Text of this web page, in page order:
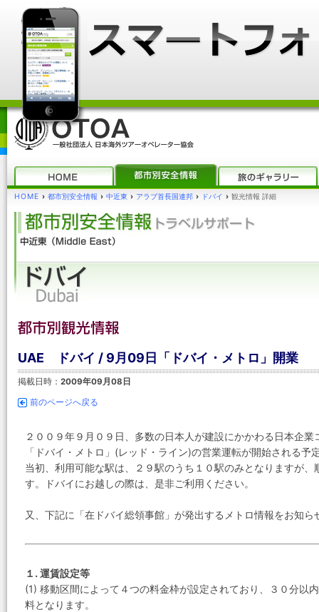
HOME › 都市別安全情報 › 中近東 › アラブ首長国連邦 › ドバイ › 観光情報 詳細
UAE ドバイ / 9月09日「ドバイ・メトロ」開業
掲載日時： 2009年09月08日
前のページへ戻る
２００９年９月０９日、多数の日本人が建設にかかわる日本企
「ドバイ・メトロ」(レッド・ライン)の営業運転が開始される予
当初、利用可能な駅は、２９駅のうち１０駅のみとなりますが
す。ドバイにお越しの際は、是非ご利用ください。
又、下記に「在ドバイ総領事館」が発出するメトロ情報をお知
１. 運賃設定等
(1) 移動区間によって４つの料金枠が設定されており、３０分以
料となります。